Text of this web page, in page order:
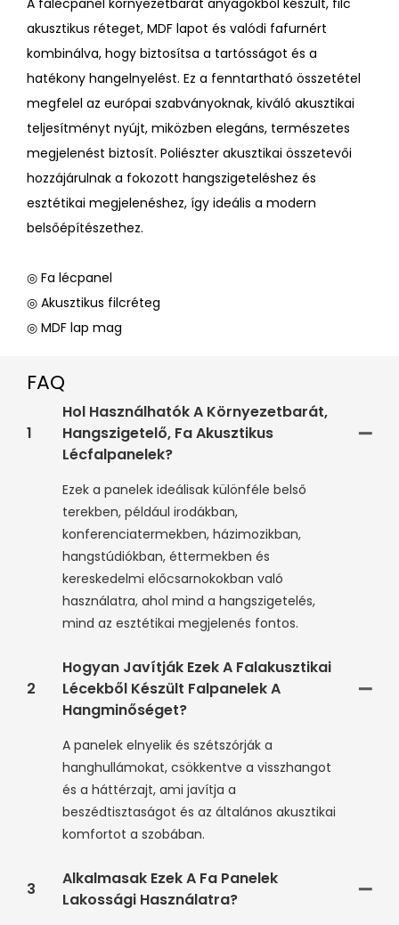
A falécpanel környezetbarát anyagokból készült, filc
akusztikus réteget, MDF lapot és valódi fafurnért
kombinálva, hogy biztosítsa a tartósságot és a
hatékony hangelnyelést. Ez a fenntartható összetétel
megfelel az európai szabványoknak, kiváló akusztikai
teljesítményt nyújt, miközben elegáns, természetes
megjelenést biztosít. Poliészter akusztikai összetevői
hozzájárulnak a fokozott hangszigeteléshez és
esztétikai megjelenéshez, így ideális a modern
belsőépítészethez.
◎ Fa lécpanel
◎ Akusztikus filcréteg
◎ MDF lap mag
FAQ
1
Hol Használhatók A Környezetbarát,
Hangszigetelő, Fa Akusztikus
Lécfalpanelek?
Ezek a panelek ideálisak különféle belső
terekben, például irodákban,
konferenciatermekben, házimozikban,
hangstúdiókban, éttermekben és
kereskedelmi előcsarnokokban való
használatra, ahol mind a hangszigetelés,
mind az esztétikai megjelenés fontos.
2
Hogyan Javítják Ezek A Falakusztikai
Lécekből Készült Falpanelek A
Hangminőséget?
A panelek elnyelik és szétszórják a
hanghullámokat, csökkentve a visszhangot
és a háttérzajt, ami javítja a
beszédtisztaságot és az általános akusztikai
komfortot a szobában.
3
Alkalmasak Ezek A Fa Panelek
Lakossági Használatra?